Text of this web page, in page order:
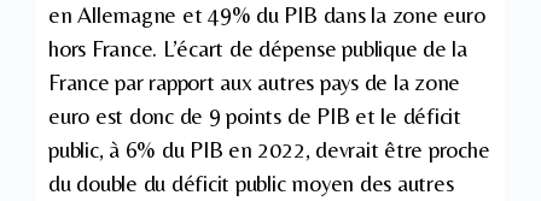
en Allemagne et 49% du PIB dans la zone euro
hors France. L’écart de dépense publique de la
France par rapport aux autres pays de la zone
euro est donc de 9 points de PIB et le déficit
public, à 6% du PIB en 2022, devrait être proche
du double du déficit public moyen des autres